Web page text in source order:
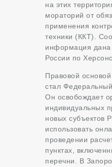
на этих
мораторий от
применения
техники (ККТ).
информация
России по
Правовой
стал
Он освобождает
индивидуальных
новых субъектов
использовать
проведении
пунктах,
перечни. В